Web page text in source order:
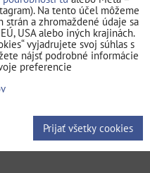
€
Skladom
ks DO KOŠÍKA
Na tento účel môžeme
a zhromaždené údaje sa
USA alebo iných krajinách.
vyjadrujete svoj súhlas s
nájsť podrobné informácie
preferencie
Prijať všetky cookies